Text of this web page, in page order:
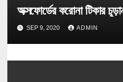
অক্সফোর্ডের করোনা টিকার
SEP 9, 2020 ADMIN